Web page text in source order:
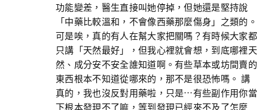
功能變差，醫生直接叫她停掉，但她還是堅持說
「中藥比較溫和，不會像西藥那麼傷身」之類的。
可是唉，真的有人在幫大家把關嗎？有時候大家都
只講「天然最好」，但我心裡就會想，到底哪裡天
然、成分安不安全誰知道啊。有些草本或坊間賣的
東西根本不知道從哪來的，那不是很恐怖嗎。 講
真的，我也沒反對用藥啦，只是…有些副作用你當
下根本發現不了嘛，等到發現已經來不及了怎麼